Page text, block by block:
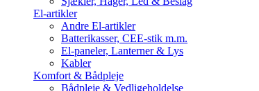
El-artikler
Andre El-artikler
Batterikasser, CEE-stik m.m.
El-paneler, Lanterner & Lys
Kabler
Komfort & Bådpleje
Bådpleje & Vedligeholdelse